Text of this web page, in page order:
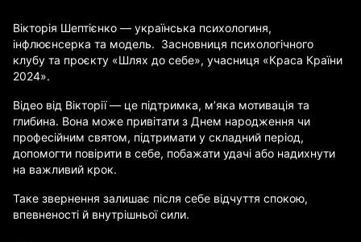
Вікторія Шептієнко — українська психологиня,
інфлюєнсерка та модель. Засновниця психологічного
клубу та проєкту «Шлях до себе», учасниця «Краса Країни
2024».
Відео від Вікторії — це підтримка, м’яка мотивація та
глибина. Вона може привітати з Днем народження чи
професійним святом, підтримати у складний період,
допомогти повірити в себе, побажати удачі або надихнути
на важливий крок.
Таке звернення залишає після себе відчуття спокою,
впевненості й внутрішньої сили.